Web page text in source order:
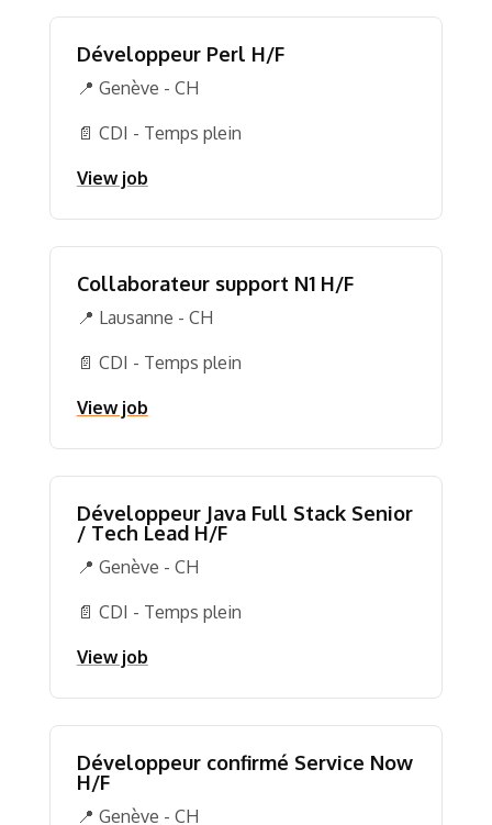
Développeur Perl H/F
📍 Genève - CH
📄 CDI - Temps plein
View job
Collaborateur support N1 H/F
📍 Lausanne - CH
📄 CDI - Temps plein
View job
Développeur Java Full Stack Senior
/ Tech Lead H/F
📍 Genève - CH
📄 CDI - Temps plein
View job
Développeur confirmé Service Now
H/F
📍 Genève - CH